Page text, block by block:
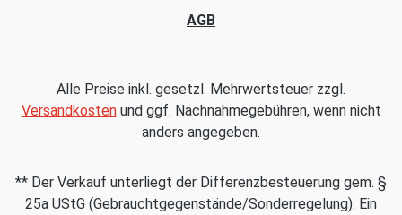
AGB
Alle Preise inkl. gesetzl. Mehrwertsteuer zzgl.
Versandkostenund ggf. Nachnahmegebühren, wenn nicht
anders angegeben.
** Der Verkauf unterliegt der Differenzbesteuerung gem. §
25a UStG (Gebrauchtgegenstände/Sonderregelung). Ein